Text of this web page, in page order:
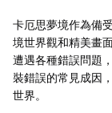
卡厄思夢境作為備
境世界觀和精美畫
遭遇各種錯誤問題
裝錯誤的常見成因
世界。